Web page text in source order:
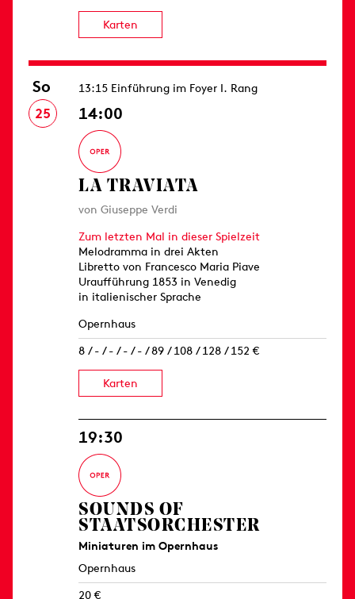
Karten
So
25
13:15 Einführung im Foyer I. Rang
14:00
LA TRAVIATA
von Giuseppe Verdi
Zum letzten Mal in dieser Spielzeit
Melodramma in drei Akten
Libretto von Francesco Maria Piave
Uraufführung 1853 in Venedig
in italienischer Sprache
Opernhaus
8 / - / - / - / - / 89 / 108 / 128 / 152 €
Karten
19:30
SOUNDS OF
STAATSORCHESTER
Miniaturen im Opernhaus
Opernhaus
20 €